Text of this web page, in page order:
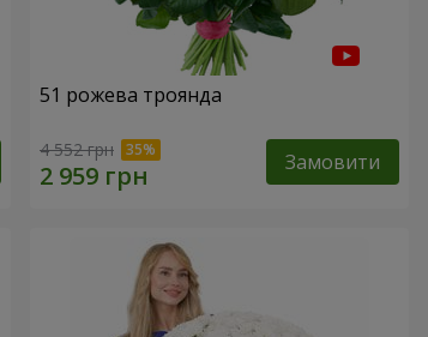
51 рожева троянда
4 552 грн Замовити